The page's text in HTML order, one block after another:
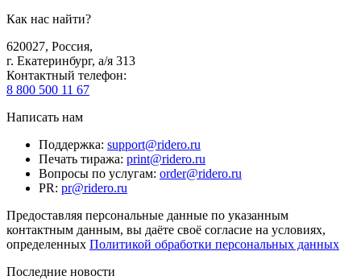
Как нас найти?
620027, Россия,
г. Екатеринбург, а/я 313
Контактный телефон:
8 800 500 11 67
Написать нам
Поддержка: support@ridero.ru
Печать тиража: print@ridero.ru
Вопросы по услугам: order@ridero.ru
PR: pr@ridero.ru
Предоставляя персональные данные по указанным
контактным данным, вы даёте своё согласие на условиях,
определенных Политикой обработки персональных данных
Последние новости